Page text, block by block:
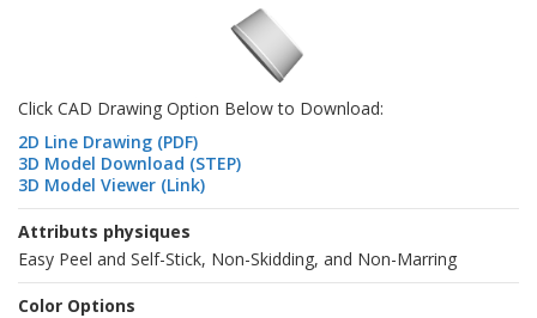
Click CAD Drawing Option Below to Download:
2D Line Drawing (PDF)
3D Model Download (STEP)
3D Model Viewer (Link)
Attributs physiques
Easy Peel and Self-Stick, Non-Skidding, and Non-Marring
Color Options